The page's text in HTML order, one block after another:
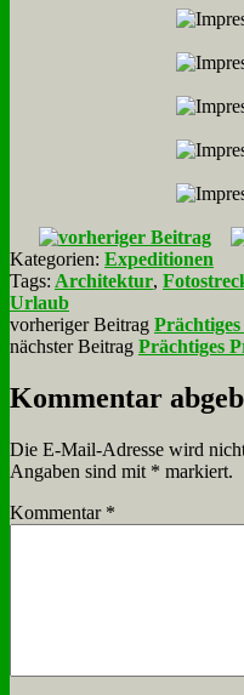
Kategorien: Expeditionen
Tags: Architektur,
Urlaub
vorheriger Beitrag
nächster Beitrag Prächtiges
Kommentar
Die E-Mail-Adresse wird
Angaben sind mit * markiert.
Kommentar *